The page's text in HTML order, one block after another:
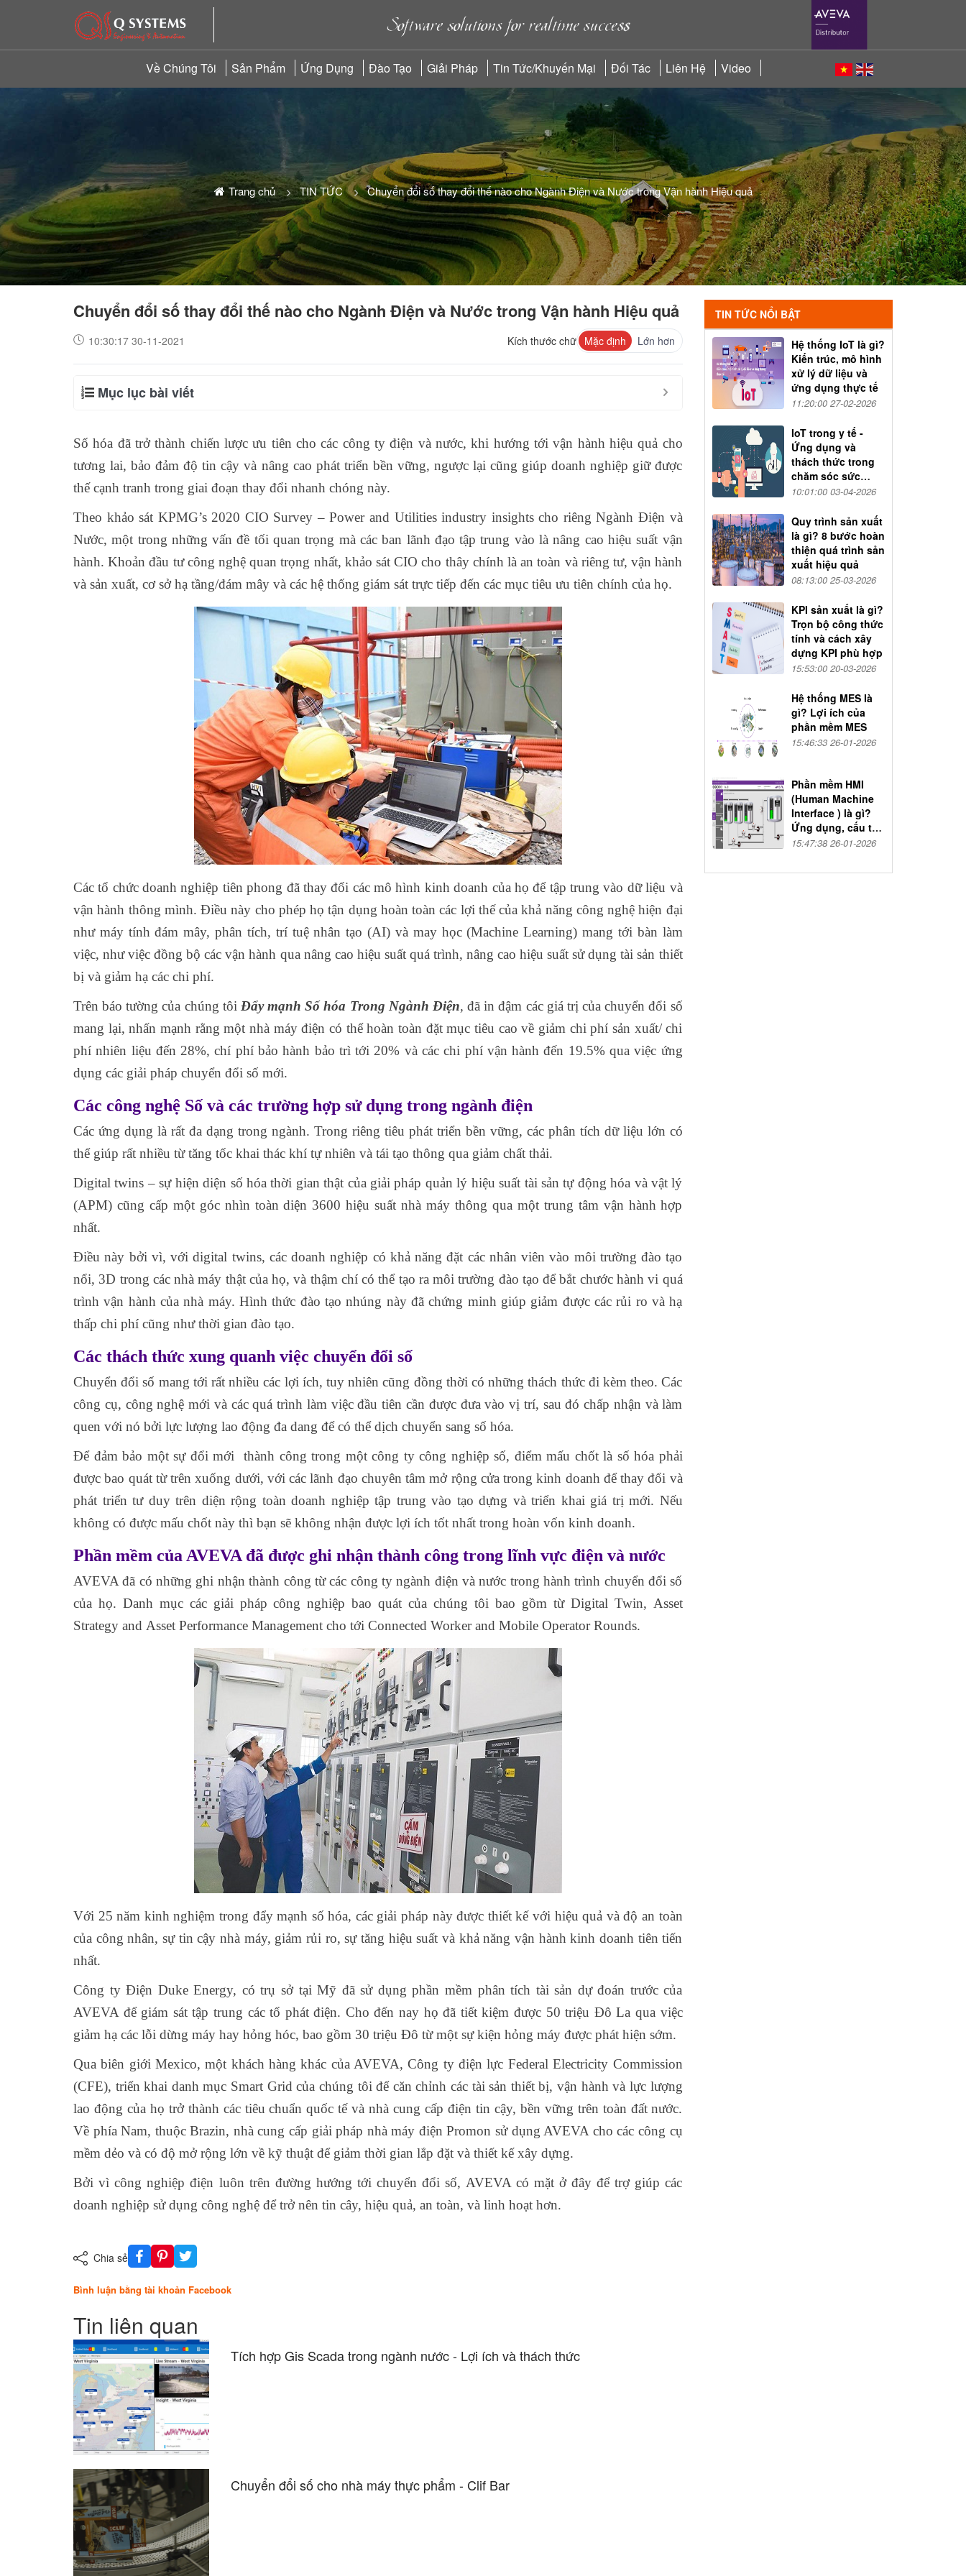
Về Chúng Tôi Sản Phẩm Ứng Dụng Đào Tạo Giải Pháp Tin Tức/Khuyến Mại Đối Tác Liên Hệ Video
Trang chủ TIN TỨC Chuyển đổi số thay đổi thế nào cho Ngành Điện và Nước trong Vận hành Hiệu quả
Chuyển đổi số thay đổi thế nào cho Ngành Điện và Nước trong Vận hành Hiệu quả
10:30:17 30-11-2021 Kích thước chữ Mặc định Lớn hơn
Mục lục bài viết
Số hóa đã trở thành chiến lược ưu tiên cho các công ty điện và nước, khi hướng tới vận hành hiệu quả cho
tương lai, bảo đảm độ tin cậy và nâng cao phát triển bền vững, ngược lại cũng giúp doanh nghiệp giữ được
thế cạnh tranh trong giai đoạn thay đổi nhanh chóng này.
Theo khảo sát KPMG’s 2020 CIO Survey – Power and Utilities industry insights cho riêng Ngành Điện và
Nước, một trong những vấn đề tối quan trọng mà các ban lãnh đạo tập trung vào là nâng cao hiệu suất vận
hành. Khoản đầu tư công nghệ quan trọng nhất, khảo sát CIO cho thây chính là an toàn và riêng tư, vận hành
và sản xuất, cơ sở hạ tầng/đám mây và các hệ thống giám sát trực tiếp đến các mục tiêu ưu tiên chính của họ.
Các tổ chức doanh nghiệp tiên phong đã thay đổi các mô hình kinh doanh của họ để tập trung vào dữ liệu và
vận hành thông mình. Điều này cho phép họ tận dụng hoàn toàn các lợi thế của khả năng công nghệ hiện đại
như máy tính đám mây, phân tích, trí tuệ nhân tạo (AI) và may học (Machine Learning) mang tới bàn làm
việc, như việc đồng bộ các vận hành qua nâng cao hiệu suất quá trình, nâng cao hiệu suất sử dụng tài sản thiết
bị và giảm hạ các chi phí.
Trên báo tường của chúng tôi Đẩy mạnh Số hóa Trong Ngành Điện, đã in đậm các giá trị của chuyển đổi số
mang lại, nhấn mạnh rằng một nhà máy điện có thể hoàn toàn đặt mục tiêu cao về giảm chi phí sản xuất/ chi
phí nhiên liệu đến 28%, chí phí bảo hành bảo trì tới 20% và các chi phí vận hành đến 19.5% qua việc ứng
dụng các giải pháp chuyển đổi số mới.
Các công nghệ Số và các trường hợp sử dụng trong ngành điện
Các ứng dụng là rất đa dạng trong ngành. Trong riêng tiêu phát triển bền vững, các phân tích dữ liệu lớn có
thể giúp rất nhiều từ tăng tốc khai thác khí tự nhiên và tái tạo thông qua giảm chất thải.
Digital twins – sự hiện diện số hóa thời gian thật của giải pháp quản lý hiệu suất tài sản tự động hóa và vật lý
(APM) cũng cấp một góc nhìn toàn diện 3600 hiệu suất nhà máy thông qua một trung tâm vận hành hợp
nhất.
Điều này bởi vì, với digital twins, các doanh nghiệp có khả năng đặt các nhân viên vào môi trường đào tạo
nổi, 3D trong các nhà máy thật của họ, và thậm chí có thể tạo ra môi trường đào tạo để bắt chước hành vi quá
trình vận hành của nhà máy. Hình thức đào tạo nhúng này đã chứng minh giúp giảm được các rủi ro và hạ
thấp chi phí cũng như thời gian đào tạo.
Các thách thức xung quanh việc chuyển đổi số
Chuyển đổi số mang tới rất nhiều các lợi ích, tuy nhiên cũng đồng thời có những thách thức đi kèm theo. Các
công cụ, công nghệ mới và các quá trình làm việc đầu tiên cần được đưa vào vị trí, sau đó chấp nhận và làm
quen với nó bởi lực lượng lao động đa dang để có thể dịch chuyển sang số hóa.
Để đảm bảo một sự đổi mới thành công trong một công ty công nghiệp số, điểm mấu chốt là số hóa phải
được bao quát từ trên xuống dưới, với các lãnh đạo chuyên tâm mở rộng cửa trong kinh doanh để thay đổi và
phát triển tư duy trên diện rộng toàn doanh nghiệp tập trung vào tạo dựng và triển khai giá trị mới. Nếu
không có được mấu chốt này thì bạn sẽ không nhận được lợi ích tốt nhất trong hoàn vốn kinh doanh.
Phần mềm của AVEVA đã được ghi nhận thành công trong lĩnh vực điện và nước
AVEVA đã có những ghi nhận thành công từ các công ty ngành điện và nước trong hành trình chuyển đổi số
của họ. Danh mục các giải pháp công nghiệp bao quát của chúng tôi bao gồm từ Digital Twin, Asset
Strategy and Asset Performance Management cho tới Connected Worker and Mobile Operator Rounds.
Với 25 năm kinh nghiệm trong đẩy mạnh số hóa, các giải pháp này được thiết kế với hiệu quả và độ an toàn
của công nhân, sự tin cậy nhà máy, giảm rủi ro, sự tăng hiệu suất và khả năng vận hành kinh doanh tiên tiến
nhất.
Công ty Điện Duke Energy, có trụ sở tại Mỹ đã sử dụng phần mềm phân tích tài sản dự đoán trước của
AVEVA để giám sát tập trung các tổ phát điện. Cho đến nay họ đã tiết kiệm được 50 triệu Đô La qua việc
giảm hạ các lỗi dừng máy hay hỏng hóc, bao gồm 30 triệu Đô từ một sự kiện hỏng máy được phát hiện sớm.
Qua biên giới Mexico, một khách hàng khác của AVEVA, Công ty điện lực Federal Electricity Commission
(CFE), triển khai danh mục Smart Grid của chúng tôi để căn chỉnh các tài sản thiết bị, vận hành và lực lượng
lao động của họ trở thành các tiêu chuẩn quốc tế và nhà cung cấp điện tin cậy, bền vững trên toàn đất nước.
Về phía Nam, thuộc Brazin, nhà cung cấp giải pháp nhà máy điện Promon sử dụng AVEVA cho các công cụ
mềm dẻo và có độ mở rộng lớn về kỹ thuật để giảm thời gian lắp đặt và thiết kế xây dựng.
Bởi vì công nghiệp điện luôn trên đường hướng tới chuyển đổi số, AVEVA có mặt ở đây để trợ giúp các
doanh nghiệp sử dụng công nghệ để trở nên tin cây, hiệu quả, an toàn, và linh hoạt hơn.
Chia sẻ
Bình luận bằng tài khoản Facebook
Tin liên quan
Tích hợp Gis Scada trong ngành nước - Lợi ích và thách thức
Chuyển đổi số cho nhà máy thực phẩm - Clif Bar
TIN TỨC NỔI BẬT
Hệ thống IoT là gì?
Kiến trúc, mô hình
xử lý dữ liệu và
ứng dụng thực tế
11:20:00 27-02-2026
IoT trong y tế -
Ứng dụng và
thách thức trong
chăm sóc sức
khỏe
10:01:00 03-04-2026
Quy trình sản xuất
là gì? 8 bước hoàn
thiện quá trình sản
xuất hiệu quả
08:13:00 25-03-2026
KPI sản xuất là gì?
Trọn bộ công thức
tính và cách xây
dựng KPI phù hợp
15:53:00 20-03-2026
Hệ thống MES là
gì? Lợi ích của
phần mềm MES
15:46:33 26-01-2026
Phần mềm HMI
(Human Machine
Interface ) là gì?
Ứng dụng, cấu tạo
và nguyên lý hoạt
15:47:38 26-01-2026